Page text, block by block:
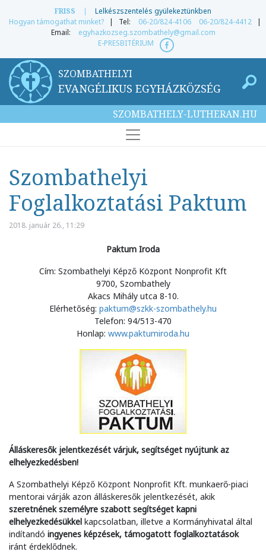
FRISS |
Lelkészszentelés gyülekeztünkben
Hogyan támogathat minket? | Tel: 06-20/824-4106 06-20/824-4412 |
Email:
egyhazkozseg.szombathely@gmail.com
E-PRESBITÉRIUM
SZOMBATHELYI
EVANGÉLIKUS EGYHÁZKÖZSÉG
SZOMBATHELY-LUTHERAN.HU
Szombathelyi
Foglalkoztatási Paktum
2018. január 26., 11:29
Paktum Iroda
Cím: Szombathelyi Képző Központ Nonprofit Kft
9700, Szombathely
Akacs Mihály utca 8-10.
Elérhetőség: paktum@szkk-szombathely.hu
Telefon: 94/513-470
Honlap: www.paktumiroda.hu
Álláskeresők jelentkezését várjuk, segítséget nyújtunk az
elhelyezkedésben!
A Szombathelyi Képző Központ Nonprofit Kft. munkaerő-piaci
mentorai várják azon álláskeresők jelentkezését, akik
szeretnének személyre szabott segítséget kapni
elhelyezkedésükkel kapcsolatban, illetve a Kormányhivatal által
indítandó ingyenes képzések, támogatott foglalkoztatások
iránt érdeklődnek.